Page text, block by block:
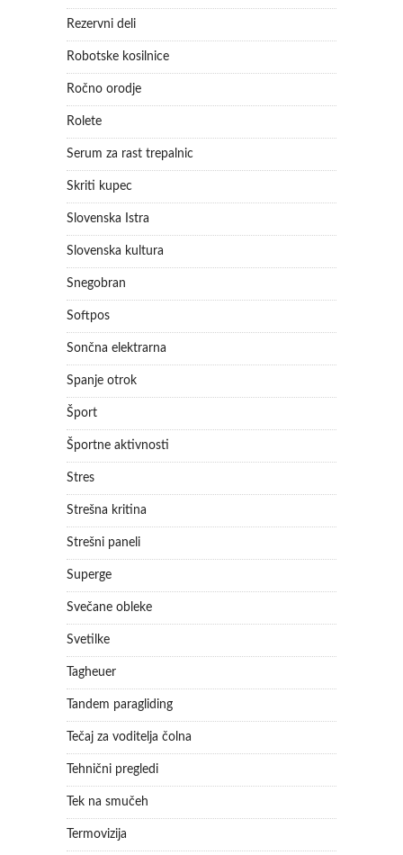
Rezervni deli
Robotske kosilnice
Ročno orodje
Rolete
Serum za rast trepalnic
Skriti kupec
Slovenska Istra
Slovenska kultura
Snegobran
Softpos
Sončna elektrarna
Spanje otrok
Šport
Športne aktivnosti
Stres
Strešna kritina
Strešni paneli
Superge
Svečane obleke
Svetilke
Tagheuer
Tandem paragliding
Tečaj za voditelja čolna
Tehnični pregledi
Tek na smučeh
Termovizija